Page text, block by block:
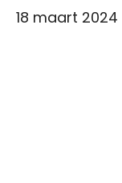
18 maart 2024